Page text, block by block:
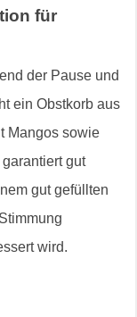
für
der Pause und
ein Obstkorb aus
Mangos sowie
gut
gut gefüllten
wird.